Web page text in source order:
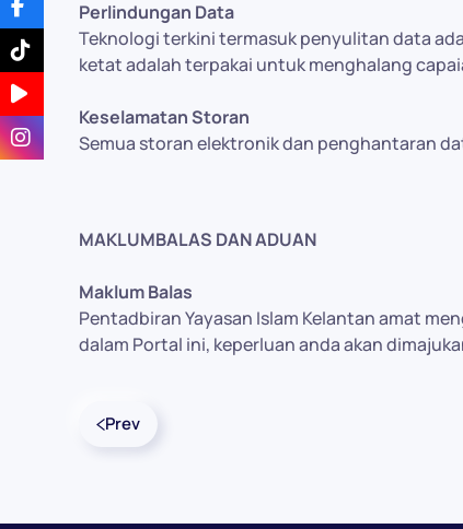
Perlindungan Data
Teknologi terkini termasuk penyulitan data
ketat adalah terpakai untuk menghalang
Keselamatan Storan
Semua storan elektronik dan penghantaran
MAKLUMBALAS DAN ADUAN
Maklum Balas
Pentadbiran Yayasan Islam Kelantan amat
dalam Portal ini, keperluan anda akan
Prev